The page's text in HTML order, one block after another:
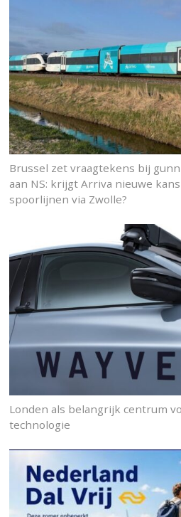
Brussel zet vraagtekens bij
aan NS: krijgt Arriva nieuwe
spoorlijnen via Zwolle?
Londen als belangrijk centrum
technologie